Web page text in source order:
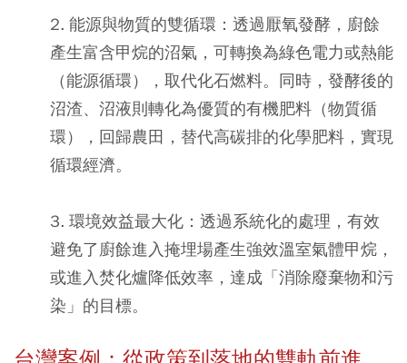
2. 能源與物質的雙循環： 透過厭氧發酵，廚餘
產生富含甲烷的沼氣，可轉換為綠色電力或熱能
（能源循環），取代化石燃料。同時，發酵後的
沼渣、沼液則轉化為優質的有機肥料（物質循
環），回歸農田，替代高碳排的化學肥料，實現
循環經濟。
3. 環境效益最大化： 透過系統化的處理，有效
避免了廚餘進入掩埋場產生強效溫室氣體甲烷，
或進入焚化爐降低效率，達成「消除廢棄物和污
染」的目標。